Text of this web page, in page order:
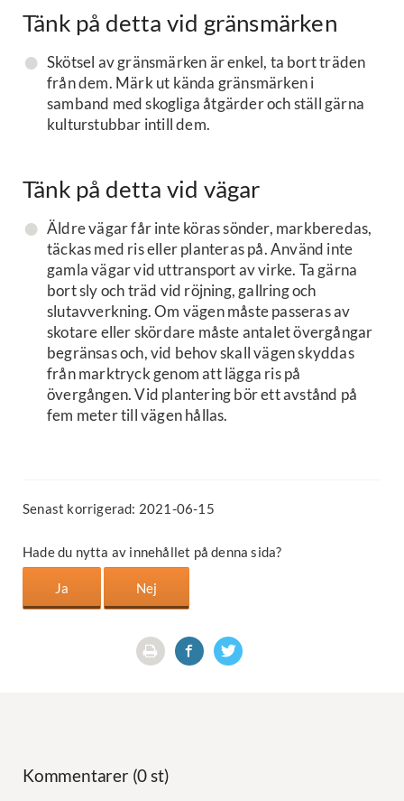
Tänk på detta vid gränsmärken
Skötsel av gränsmärken är enkel, ta bort träden
från dem. Märk ut kända gränsmärken i
samband med skogliga åtgärder och ställ gärna
kulturstubbar intill dem.
Tänk på detta vid vägar
Äldre vägar får inte köras sönder, markberedas,
täckas med ris eller planteras på. Använd inte
gamla vägar vid uttransport av virke. Ta gärna
bort sly och träd vid röjning, gallring och
slutavverkning. Om vägen måste passeras av
skotare eller skördare måste antalet övergångar
begränsas och, vid behov skall vägen skyddas
från marktryck genom att lägga ris på
övergången. Vid plantering bör ett avstånd på
fem meter till vägen hållas.
Senast korrigerad: 2021-06-15
Hade du nytta av innehållet på denna sida?
Kommentarer (0 st)